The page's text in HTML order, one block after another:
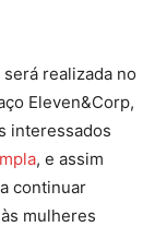
realizada no
Eleven&Corp,
interessados
, e assim
continuar
mulheres